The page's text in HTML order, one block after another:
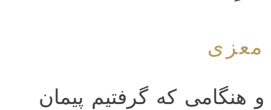
معزی
و هنگامی که گرفتیم پیمان